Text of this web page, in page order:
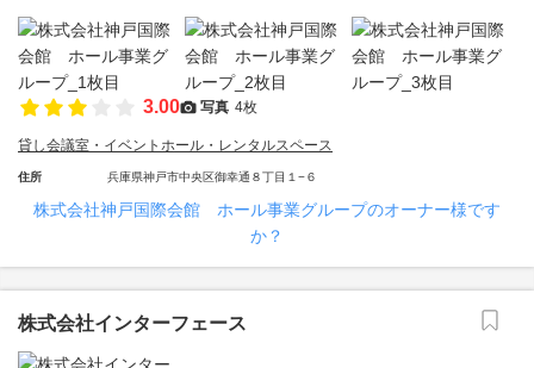
3.00 写真 4枚
貸し会議室・イベントホール・レンタルスペース
住所 兵庫県神戸市中央区御幸通８丁目１−６
株式会社神戸国際会館 ホール事業グループのオーナー様です
か？
株式会社インターフェース